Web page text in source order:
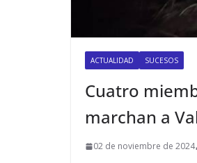
ACTUALIDAD SUCESOS
Cuatro
marchan a
02 de noviembre de 2024